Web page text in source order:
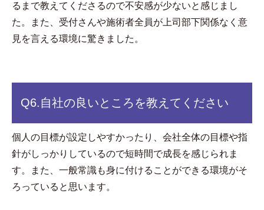
るまで教えてくださるので不安感が少ないと感じまし
た。また、受付さんや施術者全員が上司部下関係なく意
見を言える環境に驚きました。
Q6.自社の良いところを教えてください
個人の目標が設定しやすかったり、会社全体の目標や指
針がしっかりしているので短時間で成長を感じられま
す。また、一般常識も身に付けることができる環境がそ
ろっていると思います。